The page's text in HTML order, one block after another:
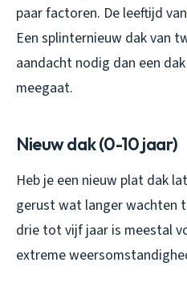
paar factoren. De leeftijd
Een splinternieuw dak van
aandacht nodig dan een
meegaat.
Nieuw dak (0-10 jaar)
Heb je een nieuw plat dak
gerust wat langer wachten
drie tot vijf jaar is meestal
extreme